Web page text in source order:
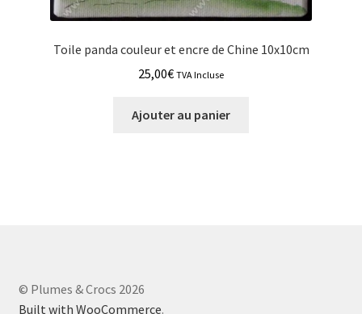
Toile panda couleur et encre de Chine 10x10cm
25,00€ TVA Incluse
Ajouter au panier
© Plumes & Crocs 2026
Built with WooCommerce.